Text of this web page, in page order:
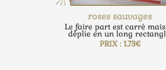
roses sauvages
Le faire part est carré mais
déplie en un long
PRIX : 1.73€